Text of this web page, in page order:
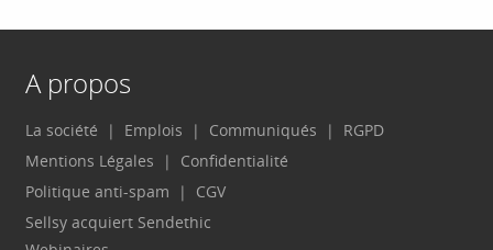
A propos
La société Emplois Communiqués
RGPD
Mentions Légales
Confidentialité
Politique anti-spam
CGV
Sellsy acquiert Sendethic